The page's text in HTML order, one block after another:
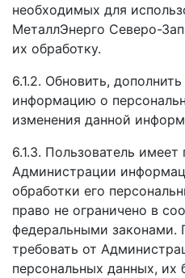
необходимых для
МеталлЭнерго Северо-
их обработку.
6.1.2. Обновить,
информацию о
изменения данной
6.1.3. Пользователь
Администрации
обработки его
право не ограничено в
федеральными законами.
требовать от
персональных данных, их